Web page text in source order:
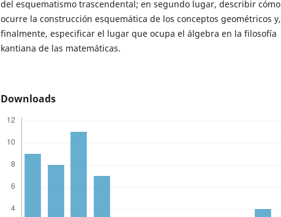
del esquematismo trascendental; en segundo lugar, describir cómo
ocurre la construcción esquemática de los conceptos geométricos y,
finalmente, especificar el lugar que ocupa el álgebra en la filosofía
kantiana de las matemáticas.
Downloads